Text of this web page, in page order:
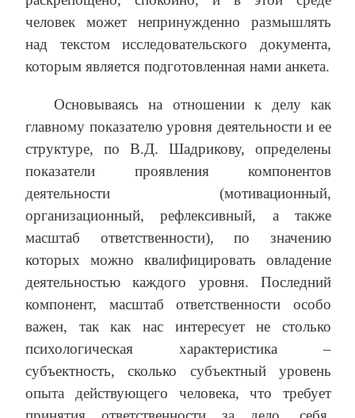
человек может непринужденно размышлять
над текстом исследовательского документа,
которым является подготовленная нами анкета.
Основываясь на отношении к делу как
главному показателю уровня деятельности и ее
структуре, по В.Д. Шадрикову, определены
показатели проявления компонентов
деятельности (мотивационный,
организационный, рефлексивный, а также
масштаб ответственности), по значению
которых можно квалифицировать овладение
деятельностью каждого уровня. Последний
компонент, масштаб ответственности особо
важен, так как нас интересует не столько
психологическая характеристика –
субъектность, сколько субъектный уровень
опыта действующего человека, что требует